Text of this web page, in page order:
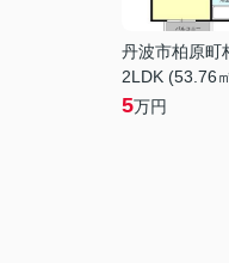
丹波市柏原町
2LDK (53.76
5万円